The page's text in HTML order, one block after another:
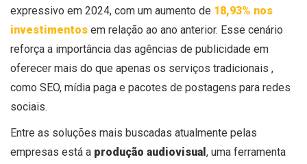
expressivo em 2024, com um aumento de 18,93% nos
investimentos em relação ao ano anterior. Esse cenário
reforça a importância das agências de publicidade em
oferecer mais do que apenas os serviços tradicionais ,
como SEO, mídia paga e pacotes de postagens para redes
sociais.
Entre as soluções mais buscadas atualmente pelas
empresas está a produção audiovisual , uma ferramenta